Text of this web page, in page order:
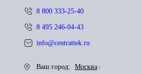
8 800 333-25-40
8 495 246-04-43
info@centrattek.ru
Ваш город:
Москва